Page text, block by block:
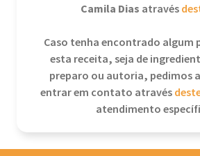
Camila Dias através
Caso tenha encontrado algum
esta receita, seja de
preparo ou autoria, pedimos
entrar em contato através
atendimento